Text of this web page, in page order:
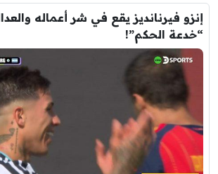
إنزو فيرنانديز يقع في شر أعماله
“خدعة الحكم”!